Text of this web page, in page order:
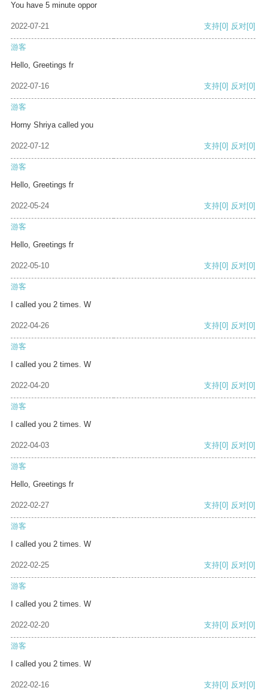
You have 5 minute oppor
2022-07-21 支持[0] 反对[0]
游客
Hello, Greetings fr
2022-07-16 支持[0] 反对[0]
游客
Horny Shriya called you
2022-07-12 支持[0] 反对[0]
游客
Hello, Greetings fr
2022-05-24 支持[0] 反对[0]
游客
Hello, Greetings fr
2022-05-10 支持[0] 反对[0]
游客
I called you 2 times. W
2022-04-26 支持[0] 反对[0]
游客
I called you 2 times. W
2022-04-20 支持[0] 反对[0]
游客
I called you 2 times. W
2022-04-03 支持[0] 反对[0]
游客
Hello, Greetings fr
2022-02-27 支持[0] 反对[0]
游客
I called you 2 times. W
2022-02-25 支持[0] 反对[0]
游客
I called you 2 times. W
2022-02-20 支持[0] 反对[0]
游客
I called you 2 times. W
2022-02-16 支持[0] 反对[0]